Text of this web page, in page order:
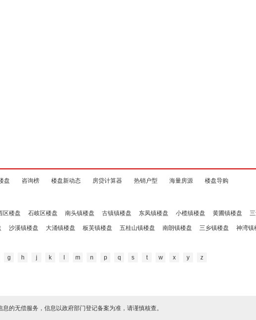
盘 咨询榜 楼盘新动态 房贷计算器 热销户型 海量房源 楼盘导购
区楼盘 石岐区楼盘 南头镇楼盘 古镇镇楼盘 东凤镇楼盘 小榄镇楼盘 黄圃镇楼盘
沙溪镇楼盘 大涌镇楼盘 板芙镇楼盘 五桂山镇楼盘 南朗镇楼盘 三乡镇楼盘 神湾镇
g h j k m n p q s t w x y z
的无偿服务，信息以政府部门登记备案为准，请谨慎核查。